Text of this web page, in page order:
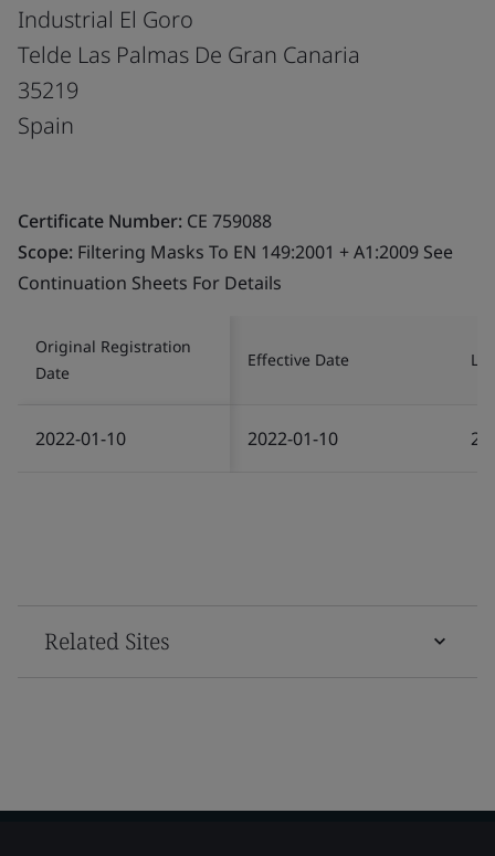
Industrial El Goro
Telde Las Palmas De Gran Canaria
35219
Spain
Certificate Number: CE 759088
Scope: Filtering Masks To EN 149:2001 + A1:2009 See
Continuation Sheets For Details
Original Registration
Date
Effective Date
2022-01-10 2022-01-10
Related Sites